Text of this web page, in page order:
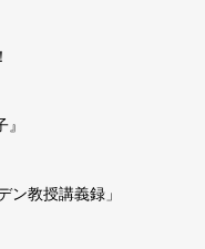
ン教授講義録」